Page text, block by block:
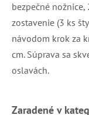
bezpečné
zostavenie (3 ks
návodom krok za
cm. Súprava sa
oslavách.
Zaradené v